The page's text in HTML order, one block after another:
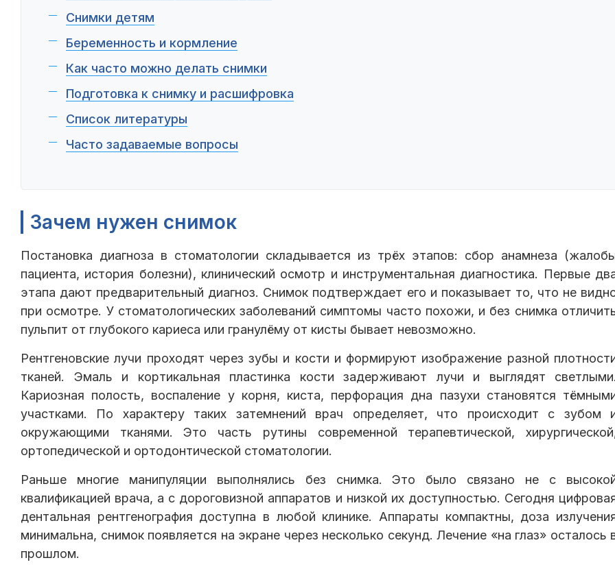
Снимки детям
Беременность и кормление
Как часто можно делать снимки
Подготовка к снимку и расшифровка
Список литературы
Часто задаваемые вопросы
Зачем нужен снимок
Постановка диагноза в стоматологии складывается из трёх этапов: сбор анамнеза
пациента, история болезни), клинический осмотр и инструментальная диагностика. Первые
этапа дают предварительный диагноз. Снимок подтверждает его и показывает то, что не
при осмотре. У стоматологических заболеваний симптомы часто похожи, и без снимка
пульпит от глубокого кариеса или гранулёму от кисты бывает невозможно.
Рентгеновские лучи проходят через зубы и кости и формируют изображение разной
тканей. Эмаль и кортикальная пластинка кости задерживают лучи и выглядят светлыми.
Кариозная полость, воспаление у корня, киста, перфорация дна пазухи становятся
участками. По характеру таких затемнений врач определяет, что происходит с зубом
окружающими тканями. Это часть рутины современной терапевтической,
ортопедической и ортодонтической стоматологии.
Раньше многие манипуляции выполнялись без снимка. Это было связано не с
квалификацией врача, а с дороговизной аппаратов и низкой их доступностью. Сегодня
дентальная рентгенография доступна в любой клинике. Аппараты компактны, доза
минимальна, снимок появляется на экране через несколько секунд. Лечение «на глаз» осталось
прошлом.